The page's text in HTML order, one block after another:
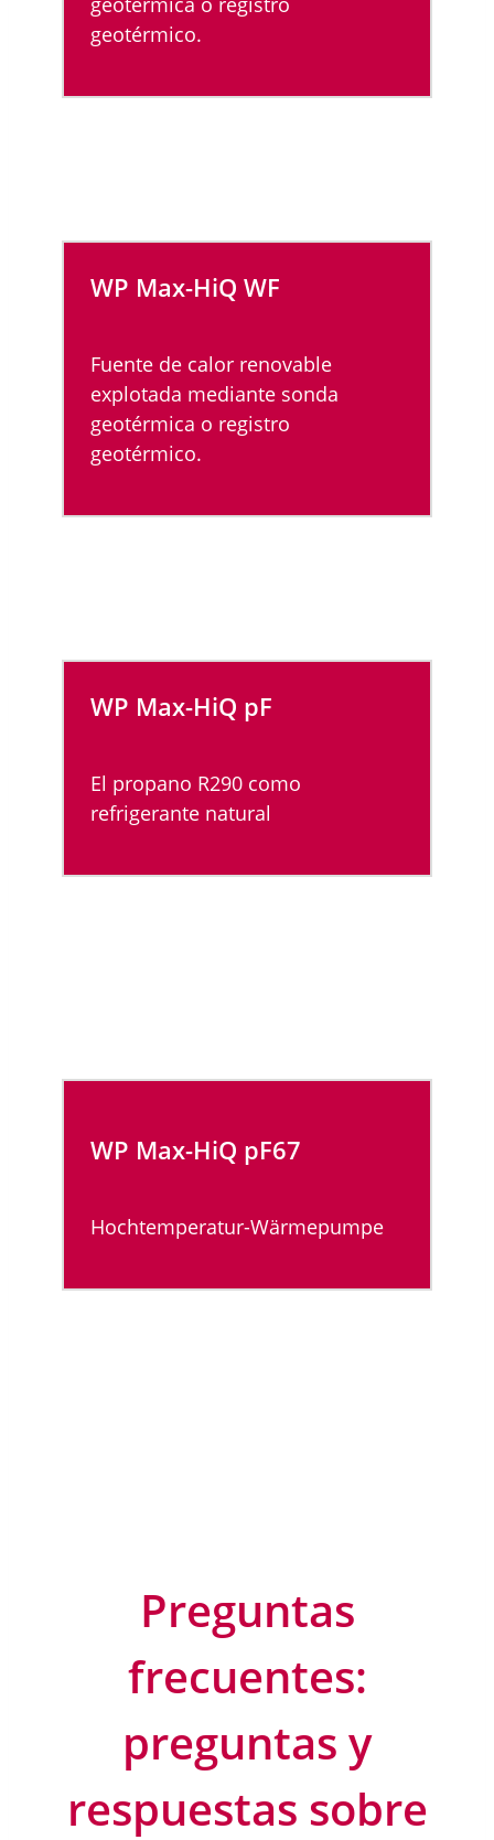
geotérmico.
WP Max-HiQ WF
Fuente de calor renovable
explotada mediante sonda
geotérmica o registro
geotérmico.
WP Max-HiQ pF
El propano R290 como
refrigerante natural
WP Max-HiQ pF67
Hochtemperatur-Wärmepumpe
Preguntas
frecuentes:
preguntas y
respuestas sobre